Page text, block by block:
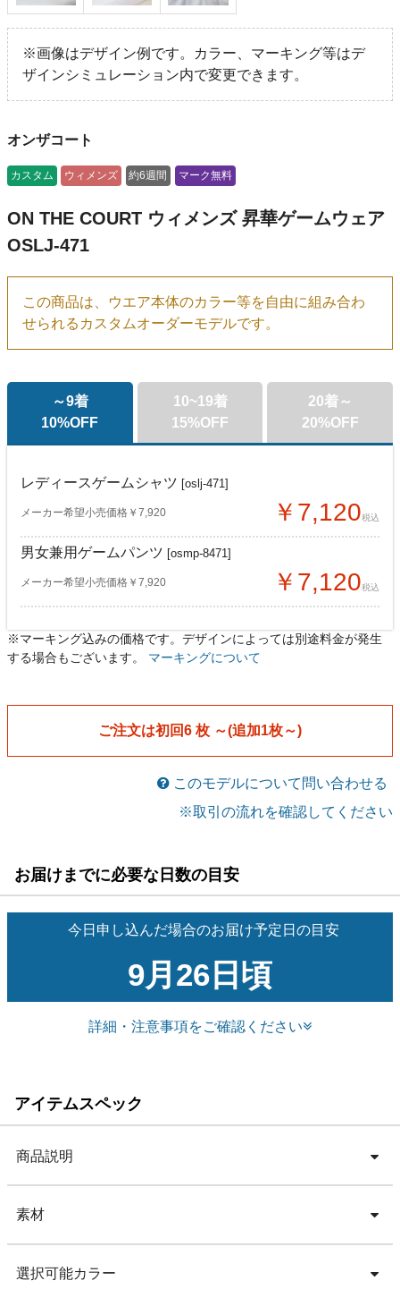
※画像はデザイン例です。カラー、マーキング等はデ
ザインシミュレーション内で変更できます。
オンザコート
カスタム ウィメンズ 約6週間 マーク無料
ON THE COURT ウィメンズ 昇華ゲームウェア
OSLJ-471
この商品は、ウエア本体のカラー等を自由に組み合わ
せられるカスタムオーダーモデルです。
～9着
10%OFF
レディースゲームシャツ [oslj-471]
メーカー希望小売価格￥7,920 ￥7,120税込
男女兼用ゲームパンツ [osmp-8471]
メーカー希望小売価格￥7,920 ￥7,120税込
10~19着
15%OFF
レディースゲームシャツ[oslj-471]
男女兼用ゲームパンツ[osmp-8471]
メーカー希望小売価格￥7,920 ￥6,730税込
20着～
20%OFF
レディースゲームシャツ[oslj-471]
男女兼用ゲームパンツ[osmp-8471]
メーカー希望小売価格￥7,920 ￥6,330税込
※マーキング込みの価格です。デザインによっては別途料金が発生
する場合もございます。 マーキングについて
ご注文は初回6 枚 ～(追加1枚～)
このモデルについて問い合わせる
※取引の流れを確認してください
お届けまでに必要な日数の目安
今日申し込んだ場合のお届け予定日の目安
9月26日頃
詳細・注意事項をご確認ください
アイテムスペック
商品説明
素材
選択可能カラー